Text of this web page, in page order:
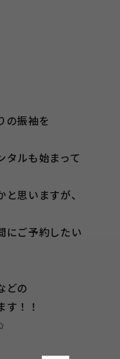
の振袖を
タルも始まって
思いますが、
にご予約したい
どの
！！